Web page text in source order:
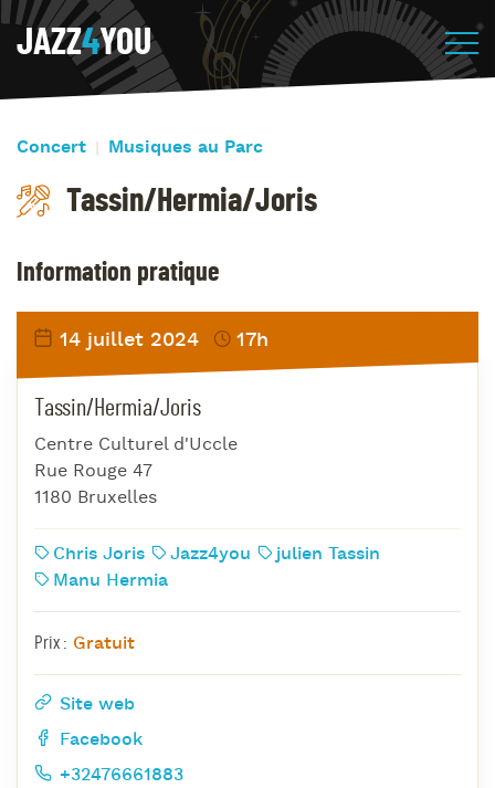
JAZZ4YOU
Concert Musiques au Parc
Tassin/Hermia/Joris
Information pratique
14 juillet 2024 17h
Tassin/Hermia/Joris
Centre Culturel d'Uccle
Rue Rouge 47
1180 Bruxelles
Chris Joris Jazz4you
julien Tassin
Manu Hermia
Prix : Gratuit
Site web
Facebook
+32476661883